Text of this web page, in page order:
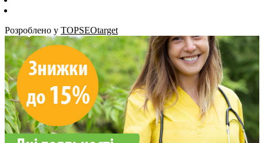
Розроблено у TOPSEOtarget